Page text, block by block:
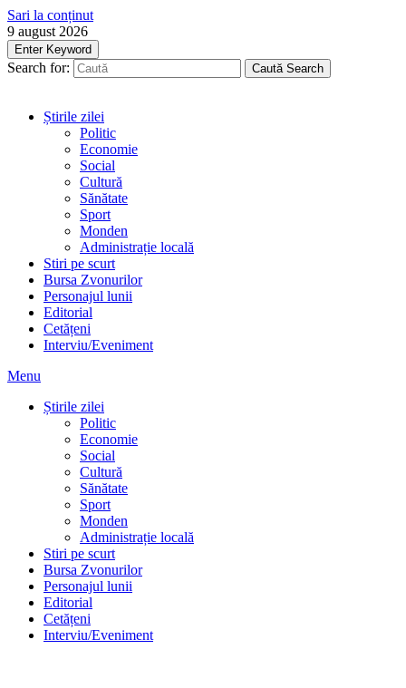
Sari la conținut
9 august 2026
Enter Keyword
Search for: Caută Search
Știrile zilei
Politic
Economie
Social
Cultură
Sănătate
Sport
Monden
Administrație locală
Stiri pe scurt
Bursa Zvonurilor
Personajul lunii
Editorial
Cetățeni
Interviu/Eveniment
Menu
Știrile zilei
Politic
Economie
Social
Cultură
Sănătate
Sport
Monden
Administrație locală
Stiri pe scurt
Bursa Zvonurilor
Personajul lunii
Editorial
Cetățeni
Interviu/Eveniment